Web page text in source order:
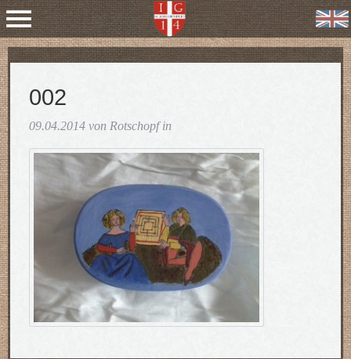
002
09.04.2014 von Rotschopf in